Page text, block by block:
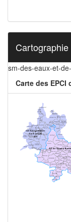
Cartographie
sm-des-eaux-et-
Carte des EPCI